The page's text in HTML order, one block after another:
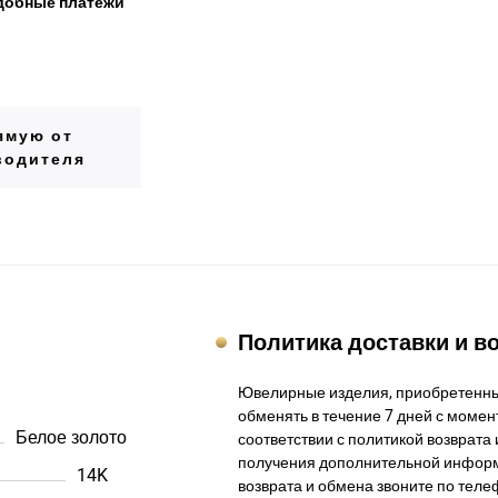
от
Белое золото
14K
Политика доставки и
Ювелирные изделия,
обменять в течение 7 дней с
соответствии с политикой
получения дополнительной
возврата и обмена звоните по